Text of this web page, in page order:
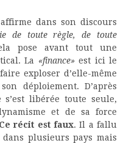
dans son discours
de toute règle, de toute
pose avant tout une
La «finance»est ici le
exploser d’elle-même
déploiement. D’après
libérée toute seule,
et de sa force
Ce récit est faux. Il a fallu
plusieurs pays mais